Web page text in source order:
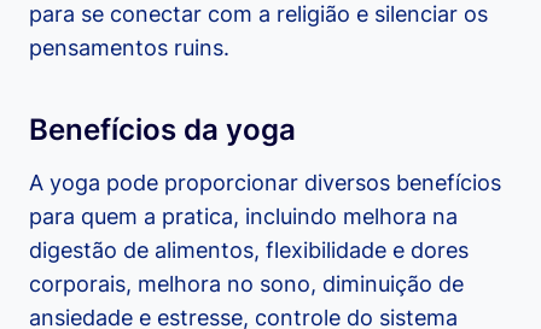
para se conectar com a religião e silenciar os
pensamentos ruins.
Benefícios da yoga
A yoga pode proporcionar diversos benefícios
para quem a pratica, incluindo melhora na
digestão de alimentos, flexibilidade e dores
corporais, melhora no sono, diminuição de
ansiedade e estresse, controle do sistema